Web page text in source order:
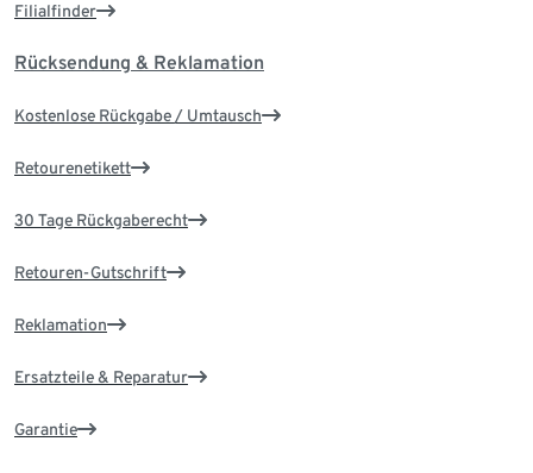
Filialfinder
Rücksendung & Reklamation
Kostenlose Rückgabe / Umtausch
Retourenetikett
30 Tage Rückgaberecht
Retouren-Gutschrift
Reklamation
Ersatzteile & Reparatur
Garantie